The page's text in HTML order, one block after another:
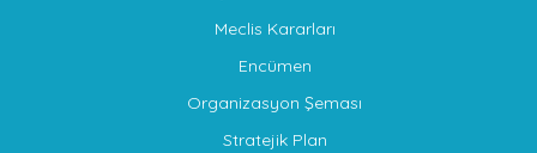
Meclis Kararları
Encümen
Organizasyon Şeması
Stratejik Plan